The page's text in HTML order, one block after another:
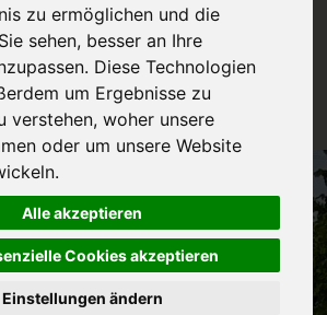
zu ermöglichen und die
sehen, besser an Ihre
Diese Technologien
um Ergebnisse zu
verstehen, woher unsere
oder um unsere Website
Alle akzeptieren
Cookies akzeptieren
Einstellungen ändern
Produkt ist leider zur Zeit